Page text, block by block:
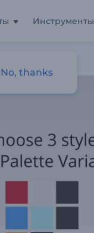
Инструменты
No, thanks